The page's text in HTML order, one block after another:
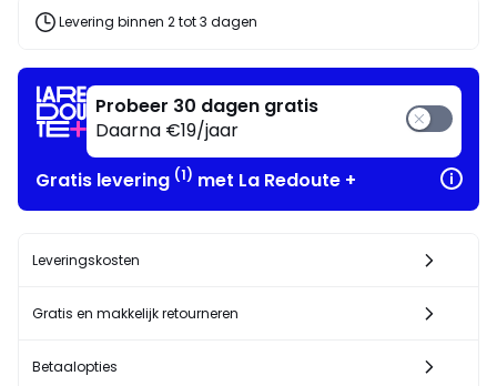
korting
toegepast.
Levering binnen 2 tot 3 dagen
Probeer 30 dagen gratis
Daarna €19/jaar
Gratis levering (1) met La Redoute +
Leveringskosten
Gratis en makkelijk retourneren
Betaalopties